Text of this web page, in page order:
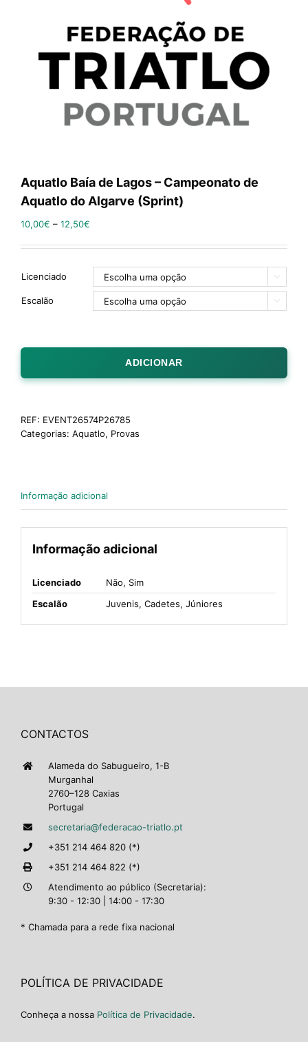
Aquatlo Baía de Lagos – Campeonato de
Aquatlo do Algarve (Sprint)
10,00€ – 12,50€
Licenciado 
Escalão 
ADICIONAR
REF: EVENT26574P26785
Categorias: Aquatlo, Provas
Informação adicional
Informação adicional
Licenciado
Não, Sim
Escalão
Juvenis, Cadetes, Júniores
CONTACTOS
Alameda do Sabugueiro, 1-B
Murganhal
2760–128 Caxias
Portugal
secretaria@federacao-triatlo.pt
+351 214 464 820 (*)
+351 214 464 822 (*)
Atendimento ao público (Secretaria):
9:30 - 12:30 | 14:00 - 17:30
* Chamada para a rede fixa nacional
POLÍTICA DE PRIVACIDADE
Conheça a nossa Política de Privacidade.